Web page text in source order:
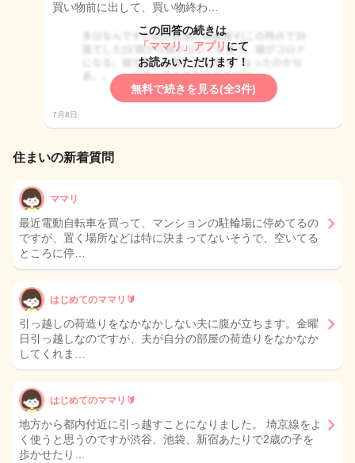
買い物前に出して、買い物終わ…
この回答の続きは
「ママリ」アプリ にて
お読みいただけます！
無料で続きを見る(全3件)
7月8日
住まいの新着質問
ママリ
最近電動自転車を買って、マンションの駐輪場に停めてるの
ですが、置く場所などは特に決まってないそうで、空いてる
ところに停…
はじめてのママリ🔰
引っ越しの荷造りをなかなかしない夫に腹が立ちます。金曜
日引っ越しなのですが、夫が自分の部屋の荷造りをなかなか
してくれま…
はじめてのママリ🔰
地方から都内付近に引っ越すことになりました。 埼京線をよ
く使うと思うのですが渋谷、池袋、新宿あたりで2歳の子を
歩かせたり…